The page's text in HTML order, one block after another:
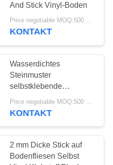
And Stick Vinyl-Boden
Price negotiable MOQ:500 Quadratmeter
KONTAKT
Wasserdichtes
Steinmuster
selbstklebende
Vinylfliesen Luxus-Klick-
Vinyl-Boden
KONTAKT
2 mm Dicke Stick auf
Bodenfliesen Selbst